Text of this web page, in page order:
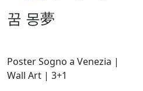
꿈 몽夢
Poster Sogno a Venezia |
Wall Art | 3+1